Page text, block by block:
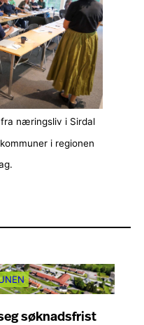
næringsliv i Sirdal
i regionen
søknadsfrist